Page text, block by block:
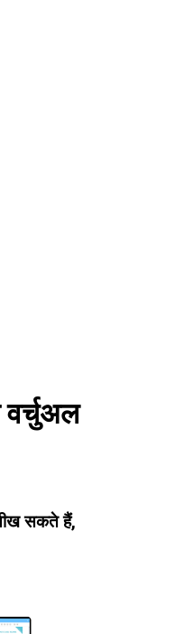
वर्चुअल
सकते हैं,